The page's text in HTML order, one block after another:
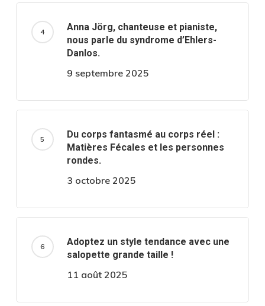
Anna Jörg, chanteuse et pianiste,
nous parle du syndrome d’Ehlers-
Danlos.
9 septembre 2025
Du corps fantasmé au corps réel :
Matières Fécales et les personnes
rondes.
3 octobre 2025
Adoptez un style tendance avec une
salopette grande taille !
11 août 2025